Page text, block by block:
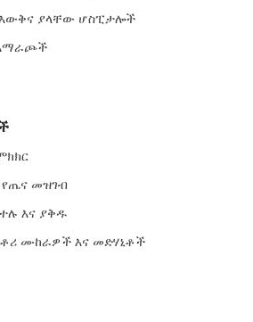
እውቅና ያላቸው ሆስፒታሎች
አማራጮች
የጤና መዝገብ
እና ያቅዱ
ሙከራዎች እና መድሃኒቶች